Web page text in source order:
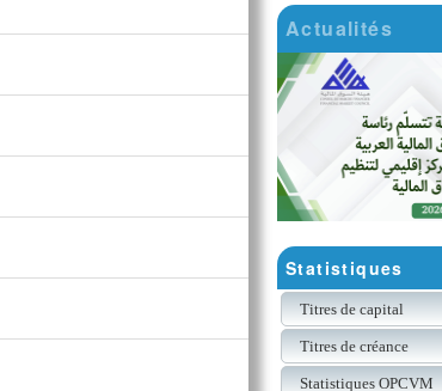
Actualités
Statistiques
Titres de capital
Titres de créance
Statistiques OPCVM